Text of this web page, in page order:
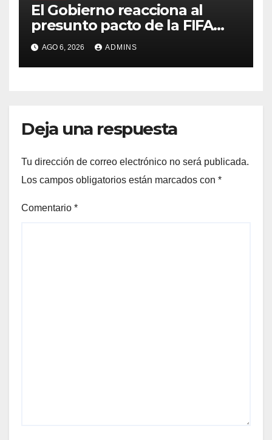
El Gobierno reacciona al
presunto pacto de la FIFA
con Marruecos para acoger
la final del Mundial 2030:
«Tiene que ser en España»
AGO 6, 2026 ADMINS
Deja una respuesta
Tu dirección de correo electrónico no será publicada.
Los campos obligatorios están marcados con *
Comentario *